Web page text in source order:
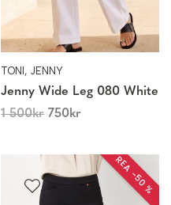
TONI, JENNY
Jenny Wide Leg 080 White
1 500kr 750kr
REA −50 %